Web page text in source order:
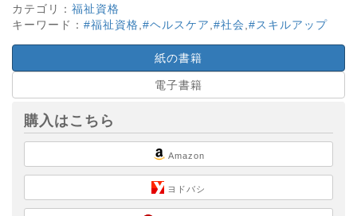
カテゴリ： 福祉資格
キーワード： #福祉資格 #ヘルスケア #社会 #スキルアップ
紙の書籍
電子書籍
購入はこちら
Amazon
ヨドバシ